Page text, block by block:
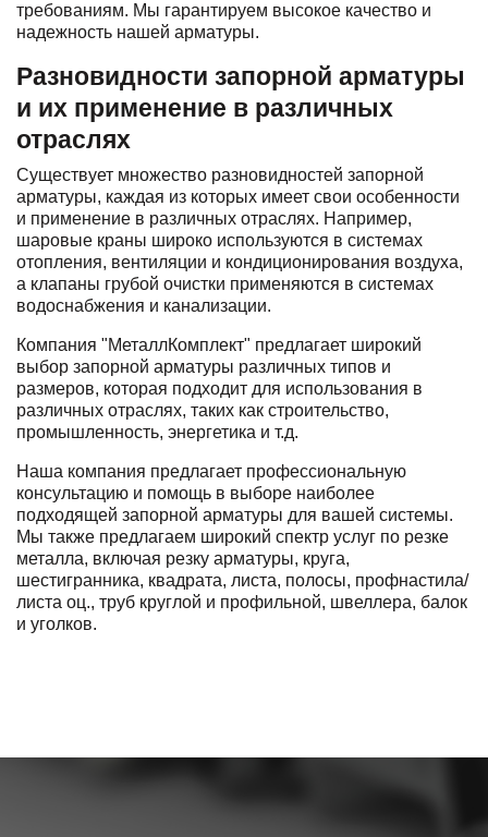
требованиям. Мы гарантируем высокое качество и
надежность нашей арматуры.
Разновидности запорной арматуры
и их применение в различных
отраслях
Существует множество разновидностей запорной
арматуры, каждая из которых имеет свои особенности
и применение в различных отраслях. Например,
шаровые краны широко используются в системах
отопления, вентиляции и кондиционирования воздуха,
а клапаны грубой очистки применяются в системах
водоснабжения и канализации.
Компания "МеталлКомплект" предлагает широкий
выбор запорной арматуры различных типов и
размеров, которая подходит для использования в
различных отраслях, таких как строительство,
промышленность, энергетика и т.д.
Наша компания предлагает профессиональную
консультацию и помощь в выборе наиболее
подходящей запорной арматуры для вашей системы.
Мы также предлагаем широкий спектр услуг по резке
металла, включая резку арматуры, круга,
шестигранника, квадрата, листа, полосы, профнастила/
листа оц., труб круглой и профильной, швеллера, балок
и уголков.